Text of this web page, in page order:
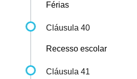
Férias
Cláusula 40
Recesso escolar
Cláusula 41